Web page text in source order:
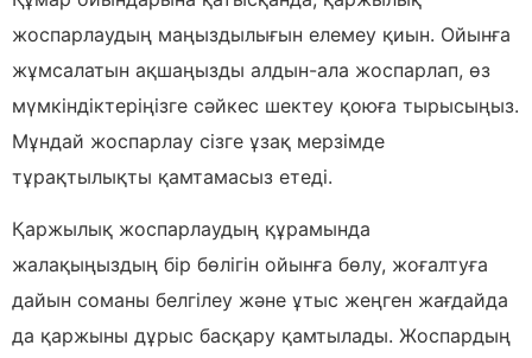
жоспарлаудың маңыздылығын елемеу қиын. Ойынға
жұмсалатын ақшаңызды алдын-ала жоспарлап, өз
мүмкіндіктеріңізге сәйкес шектеу қоюға тырысыңыз.
Мұндай жоспарлау сізге ұзақ мерзімде
тұрақтылықты қамтамасыз етеді.
Қаржылық жоспарлаудың құрамында
жалақыңыздың бір бөлігін ойынға бөлу, жоғалтуға
дайын соманы белгілеу және ұтыс жеңген жағдайда
да қаржыны дұрыс басқару қамтылады. Жоспардың